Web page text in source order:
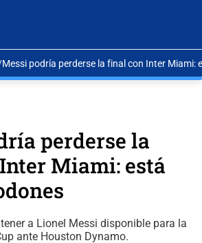
Messi podría perderse la final con Inter Miami:
perderse la
Miami: está
a Lionel Messi disponible para la
ante Houston Dynamo.